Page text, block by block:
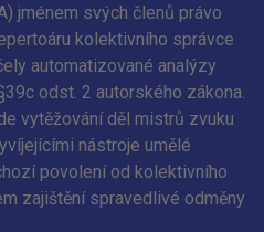
jménem svých členů právo
kolektivního správce
automatizované analýzy
odst. 2 autorského zákona.
vytěžování děl mistrů zvuku
nástroje umělé
povolení od kolektivního
zajištění spravedlivé odměny